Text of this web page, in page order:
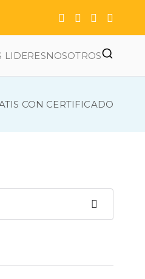
LIDERESNOSOTROS
CON CERTIFICADO
Buscar